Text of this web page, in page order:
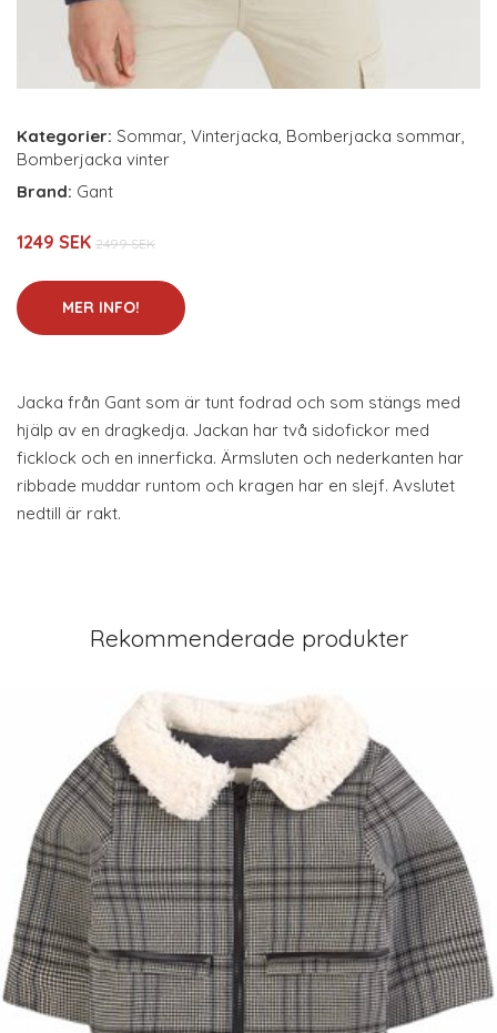
Kategorier: Sommar Vinterjacka Bomberjacka sommar
Bomberjacka vinter
Brand: Gant
1249 SEK 2499 SEK
MER INFO!
Jacka från Gant som är tunt fodrad och som stängs med
hjälp av en dragkedja. Jackan har två sidofickor med
ficklock och en innerficka. Ärmsluten och nederkanten har
ribbade muddar runtom och kragen har en slejf. Avslutet
nedtill är rakt.
Rekommenderade produkter